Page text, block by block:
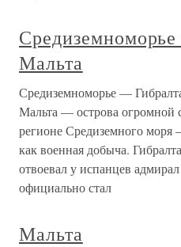
Мальта
Средиземноморье —
Мальта — острова огромной
регионе Средиземного моря
как военная добыча.
отвоевал у испанцев
официально стал
Мальта